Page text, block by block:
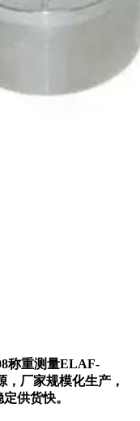
称重测量ELAF-
，厂家规模化生产，
供货快。